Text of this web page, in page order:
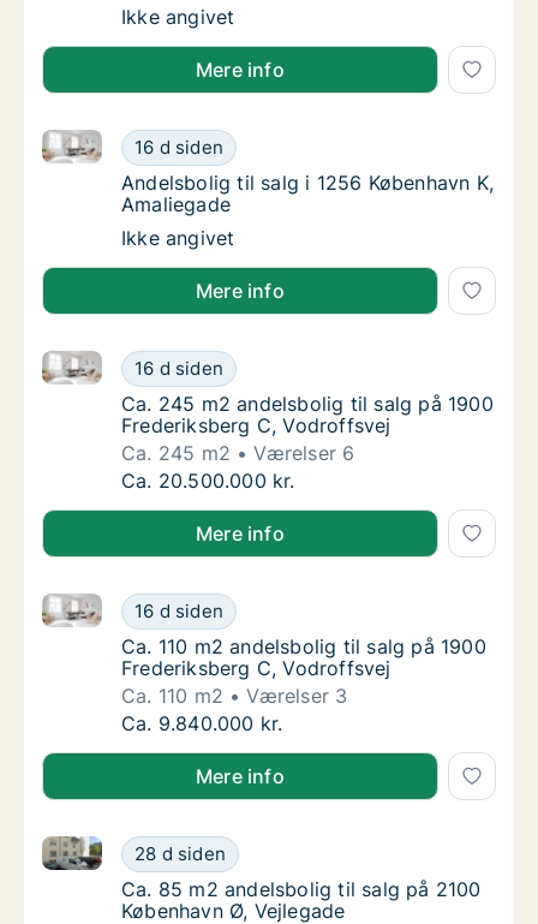
Ca. 110 m2 andelsbolig til salg på 1900
Ikke angivet
Mere info
Andelsbolig til salg i 1256 København K,
16 d siden
Andelsbolig til salg i 1256 København K, Amaliegade
Andelsbolig til salg i 1256 København K,
Andelsbolig til salg i 1256 København K,
Amaliegade
Andelsbolig til salg i 1256 København K,
Ikke angivet
Mere info
Ca. 245 m2 andelsbolig til salg på 1900
16 d siden
Ca. 245 m2 andelsbolig til salg på 1900
Ca. 245 m2 andelsbolig til salg på 1900
Ca. 245 m2 andelsbolig til salg på 1900
Frederiksberg C, Vodroffsvej
Ca. 245 m2
Værelser 6
Ca. 245 m2 andelsbolig til salg på 1900
Ca. 20.500.000 kr.
Mere info
Ca. 110 m2 andelsbolig til salg på 1900
16 d siden
Ca. 110 m2 andelsbolig til salg på 1900
Ca. 110 m2 andelsbolig til salg på 1900
Ca. 110 m2 andelsbolig til salg på 1900
Frederiksberg C, Vodroffsvej
Ca. 110 m2
Værelser 3
Ca. 110 m2 andelsbolig til salg på 1900
Ca. 9.840.000 kr.
Mere info
Ca. 85 m2 andelsbolig til salg på 2100
28 d siden
Ca. 85 m2 andelsbolig til salg på 2100 København
Ca. 85 m2 andelsbolig til salg på 2100
Ca. 85 m2 andelsbolig til salg på 2100
København Ø, Vejlegade